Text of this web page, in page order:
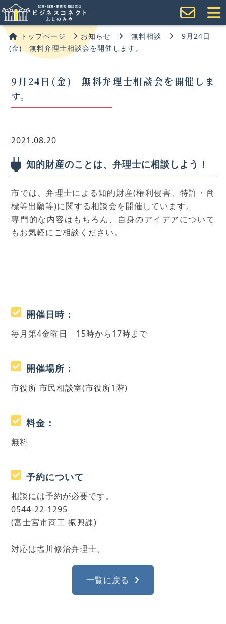
トップページ お知らせ 無料相談
9月24日
(金) 無料弁理士相談会を開催します。
9月24日(金) 無料弁理士相談会を開催しま
す。
2021.08.20
知的財産のことは、弁理士に相談しよう！
市では、弁理士による知的財産(権利侵害、特許・商
標等出願等)に関する相談会を開催しています。
専門的な内容はもちろん、自身のアイデアについて
もお気軽にご相談ください。
開催日時：
毎月第4金曜日 15時から17時まで
開催場所：
市役所 市民相談室(市役所1階)
料金：
無料
予約について
相談には予約が必要です。
0544-22-1295
(富士宮市商工 振興課)
対応は塩川修治弁理士。
一覧に戻る